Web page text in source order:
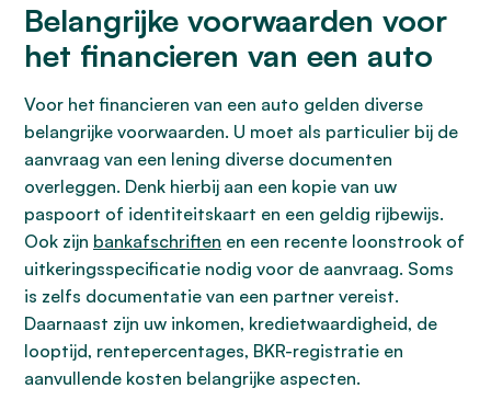
Belangrijke voorwaarden voor
het financieren van een auto
Voor het financieren van een auto gelden diverse
belangrijke voorwaarden. U moet als particulier bij de
aanvraag van een lening diverse documenten
overleggen. Denk hierbij aan een kopie van uw
paspoort of identiteitskaart en een geldig rijbewijs.
Ook zijn bankafschriften en een recente loonstrook of
uitkeringsspecificatie nodig voor de aanvraag. Soms
is zelfs documentatie van een partner vereist.
Daarnaast zijn uw inkomen, kredietwaardigheid, de
looptijd, rentepercentages, BKR-registratie en
aanvullende kosten belangrijke aspecten.